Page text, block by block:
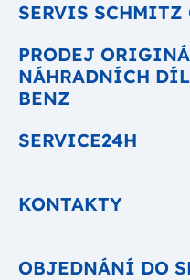
SERVIS SCHMITZ
PRODEJ
NÁHRADNÍCH
BENZ
SERVICE24H
KONTAKTY
OBJEDNÁNÍ DO